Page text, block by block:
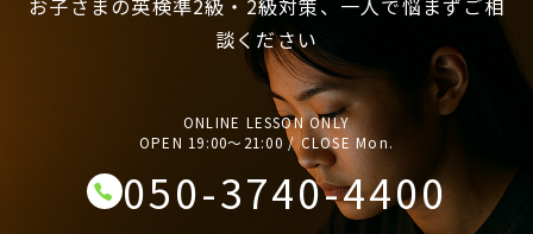
お子さまの英検準2級・2級対策、一人で悩まずご相
談ください
ONLINE LESSON ONLY
OPEN 19:00〜21:00 / CLOSE Mon.
050-3740-4400